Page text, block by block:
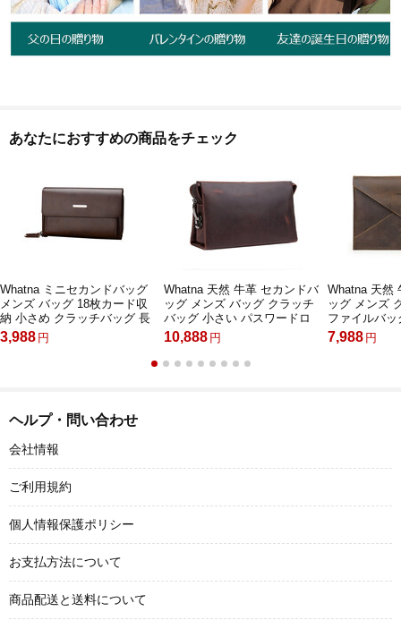
あなたにおすすめの商品をチェック
Whatna ミニセカンドバッグ
メンズ バッグ 18枚カード収
納 小さめ クラッチバッグ 長
財布 革 手持ちバッグ メンズ
ポーチ 男性用 紳士用 結婚式
3,988 円
Whatna 天然 牛革 セカンドバ
ッグ メンズ バッグ クラッチ
バッグ 小さい パスワードロ
ックボタン付 3室仕切 カード
6枚収納可厚手 本 革 レザー
結婚式 バッグ フォーマル ビ
10,888 円
Whatna 天然
ッグ メンズ
ファイルバ
イズ
革 結婚式 披
7,988 円
ヘルプ・問い合わせ
会社情報
ご利用規約
個人情報保護ポリシー
お支払方法について
商品配送と送料について